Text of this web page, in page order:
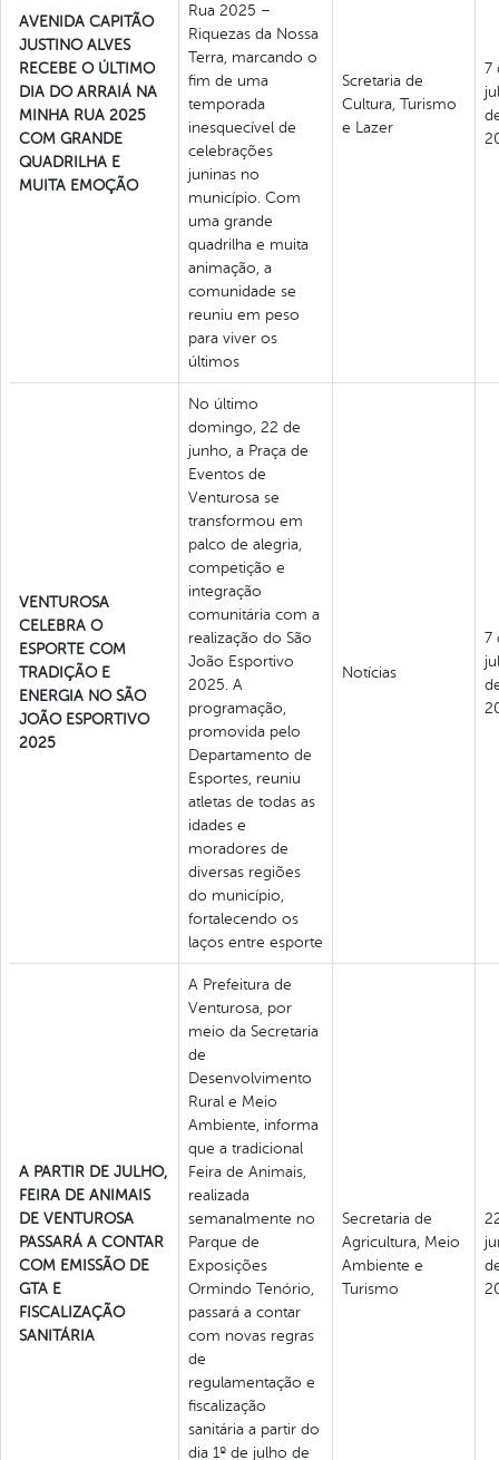
AVENIDA CAPITÃO
JUSTINO ALVES
RECEBE O ÚLTIMO
DIA DO ARRAIÁ NA
MINHA RUA 2025
COM GRANDE
QUADRILHA E
MUITA EMOÇÃO
Rua 2025 –
Riquezas da Nossa
Terra, marcando o
fim de uma
temporada
inesquecível de
celebrações
juninas no
município. Com
uma grande
quadrilha e muita
animação, a
comunidade se
reuniu em peso
para viver os
últimos
Scretaria de
Cultura, Turismo
e Lazer
7
VENTUROSA
CELEBRA O
ESPORTE COM
TRADIÇÃO E
ENERGIA NO SÃO
JOÃO ESPORTIVO
2025
No último
domingo, 22 de
junho, a Praça de
Eventos de
Venturosa se
transformou em
palco de alegria,
competição e
integração
comunitária com a
realização do São
João Esportivo
2025. A
programação,
promovida pelo
Departamento de
Esportes, reuniu
atletas de todas as
idades e
moradores de
diversas regiões
do município,
fortalecendo os
laços entre esporte
Notícias
7
A PARTIR DE JULHO,
FEIRA DE ANIMAIS
DE VENTUROSA
PASSARÁ A CONTAR
COM EMISSÃO DE
GTA E
FISCALIZAÇÃO
SANITÁRIA
A Prefeitura de
Venturosa, por
meio da Secretaria
de
Desenvolvimento
Rural e Meio
Ambiente, informa
que a tradicional
Feira de Animais,
realizada
semanalmente no
Parque de
Exposições
Ormindo Tenório,
passará a contar
com novas regras
de
regulamentação e
fiscalização
sanitária a partir do
dia 1º de julho de
Secretaria de
Agricultura, Meio
Ambiente e
Turismo